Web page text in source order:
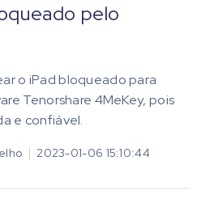
pelo
o iPad bloqueado para
Tenorshare 4MeKey, pois
e confiável.
2023-01-06 15:10:44